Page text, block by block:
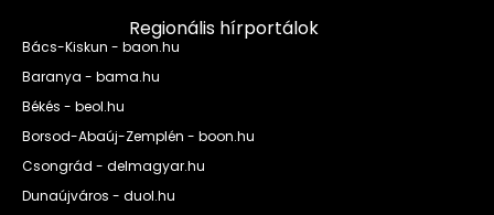
Regionális hírportálok
Bács-Kiskun - baon.hu
Baranya - bama.hu
Békés - beol.hu
Borsod-Abaúj-Zemplén - boon.hu
Csongrád - delmagyar.hu
Dunaújváros - duol.hu